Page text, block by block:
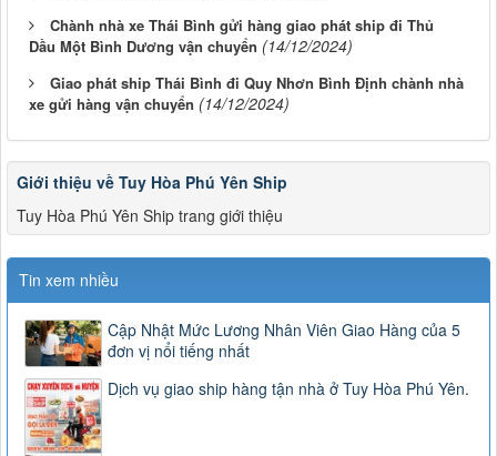
Chành nhà xe Thái Bình gửi hàng giao phát ship đi Thủ
Dầu Một Bình Dương vận chuyển (14/12/2024)
Giao phát ship Thái Bình đi Quy Nhơn Bình Định chành nhà
xe gửi hàng vận chuyển (14/12/2024)
Giới thiệu về Tuy Hòa Phú Yên Ship
Tuy Hòa Phú Yên Ship trang giới thiệu
Tin xem nhiều
Cập Nhật Mức Lương Nhân Viên Giao Hàng của 5
đơn vị nổi tiếng nhất
Dịch vụ giao ship hàng tận nhà ở Tuy Hòa Phú Yên.